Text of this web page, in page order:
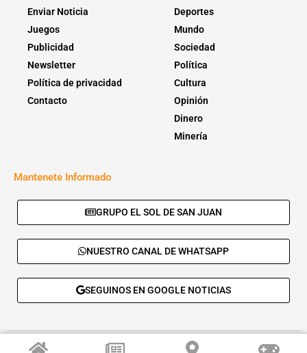
Enviar Noticia
Juegos
Publicidad
Newsletter
Política de privacidad
Contacto
Deportes
Mundo
Sociedad
Política
Cultura
Opinión
Dinero
Minería
Mantenete Informado
GRUPO EL SOL DE SAN JUAN
NUESTRO CANAL DE WHATSAPP
SEGUINOS EN GOOGLE NOTICIAS